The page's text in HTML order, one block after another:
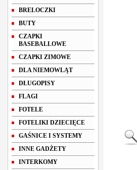
BRELOCZKI
BUTY
CZAPKI
BASEBALLOWE
CZAPKI ZIMOWE
DLA NIEMOWLĄT
DŁUGOPISY
FLAGI
FOTELE
FOTELIKI DZIECIĘCE
GAŚNICE I SYSTEMY
INNE GADŻETY
INTERKOMY